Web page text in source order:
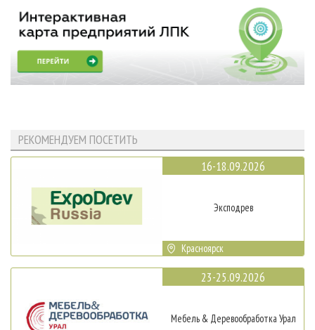
РЕКОМЕНДУЕМ ПОСЕТИТЬ
16-18.09.2026
Эксподрев
Красноярск
23-25.09.2026
Мебель & Деревообработка Урал